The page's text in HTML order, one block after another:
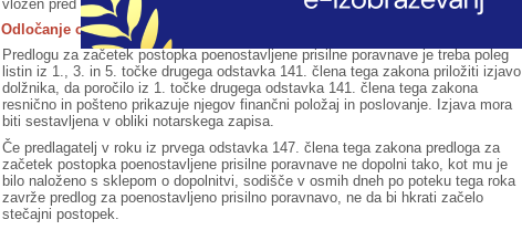
vložen pred potekom roka iz sedmega odstavka 221.f člena tega zakona.
Odločanje o začetku postopka poenostavljene prisilne poravnave
Predlogu za začetek postopka poenostavljene prisilne poravnave je treba poleg
listin iz 1., 3. in 5. točke drugega odstavka 141. člena tega zakona priložiti izjavo
dolžnika, da poročilo iz 1. točke drugega odstavka 141. člena tega zakona
resnično in pošteno prikazuje njegov finančni položaj in poslovanje. Izjava mora
biti sestavljena v obliki notarskega zapisa.
Če predlagatelj v roku iz prvega odstavka 147. člena tega zakona predloga za
začetek postopka poenostavljene prisilne poravnave ne dopolni tako, kot mu je
bilo naloženo s sklepom o dopolnitvi, sodišče v osmih dneh po poteku tega roka
zavrže predlog za poenostavljeno prisilno poravnavo, ne da bi hkrati začelo
stečajni postopek.